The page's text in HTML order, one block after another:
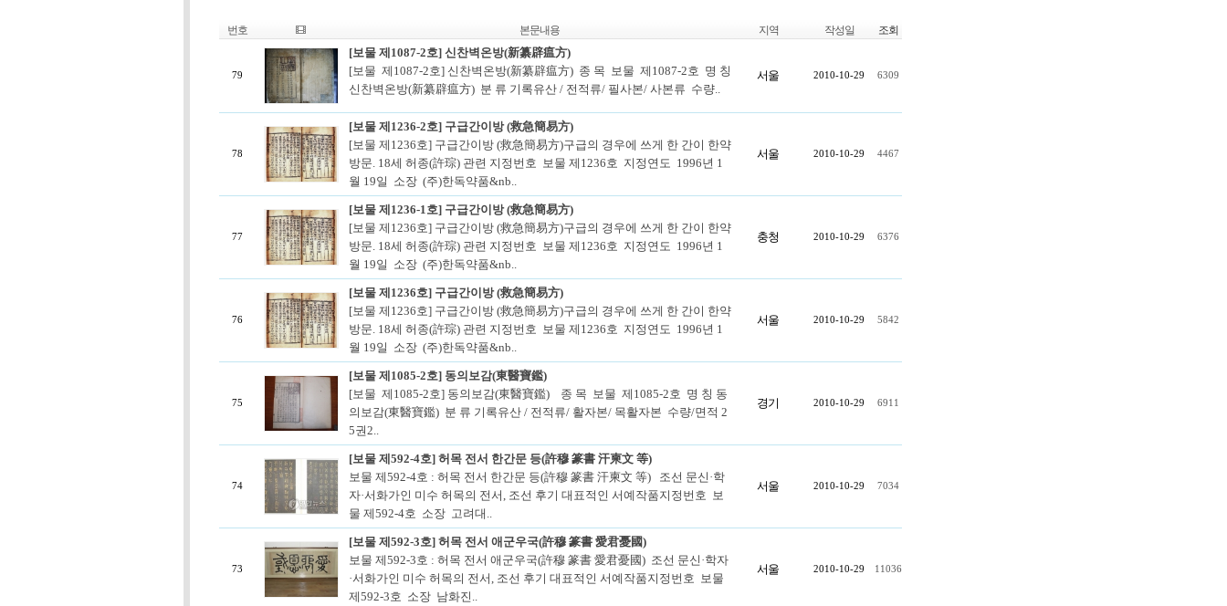
번호 본문내용 지역 작성일 조회
79
[보물 제1087-2호] 신찬벽온방(新纂辟瘟方)
[보물 제1087-2호] 신찬벽온방(新纂辟瘟方) 종 목 보물 제1087-2호 명 칭
신찬벽온방(新纂辟瘟方) 분 류 기록유산 / 전적류/ 필사본/ 사본류 수량..
서울 2010-10-29 6309
78
[보물 제1236-2호] 구급간이방 (救急簡易方)
[보물 제1236호] 구급간이방 (救急簡易方)구급의 경우에 쓰게 한 간이 한약
방문. 18세 허종(許琮) 관련 지정번호 보물 제1236호 지정연도 1996년 1
월 19일 소장 (주)한독약품&nb..
서울 2010-10-29 4467
77
[보물 제1236-1호] 구급간이방 (救急簡易方)
[보물 제1236호] 구급간이방 (救急簡易方)구급의 경우에 쓰게 한 간이 한약
방문. 18세 허종(許琮) 관련 지정번호 보물 제1236호 지정연도 1996년 1
월 19일 소장 (주)한독약품&nb..
충청 2010-10-29 6376
76
[보물 제1236호] 구급간이방 (救急簡易方)
[보물 제1236호] 구급간이방 (救急簡易方)구급의 경우에 쓰게 한 간이 한약
방문. 18세 허종(許琮) 관련 지정번호 보물 제1236호 지정연도 1996년 1
월 19일 소장 (주)한독약품&nb..
서울 2010-10-29 5842
75
[보물 제1085-2호] 동의보감(東醫寶鑑)
[보물 제1085-2호] 동의보감(東醫寶鑑) 종 목 보물 제1085-2호 명 칭 동
의보감(東醫寶鑑) 분 류 기록유산 / 전적류/ 활자본/ 목활자본 수량/면적 2
5권2..
경기 2010-10-29 6911
74
[보물 제592-4호] 허목 전서 한간문 등(許穆 篆書 汗柬文 等)
보물 제592-4호 : 허목 전서 한간문 등(許穆 篆書 汗柬文 等) 조선 문신·학
자·서화가인 미수 허목의 전서, 조선 후기 대표적인 서예작품지정번호 보
물 제592-4호 소장 고려대..
서울 2010-10-29 7034
73
[보물 제592-3호] 허목 전서 애군우국(許穆 篆書 愛君憂國)
보물 제592-3호 : 허목 전서 애군우국(許穆 篆書 愛君憂國) 조선 문신·학자
·서화가인 미수 허목의 전서, 조선 후기 대표적인 서예작품지정번호 보물
제592-3호 소장 남화진..
서울 2010-10-29 11036